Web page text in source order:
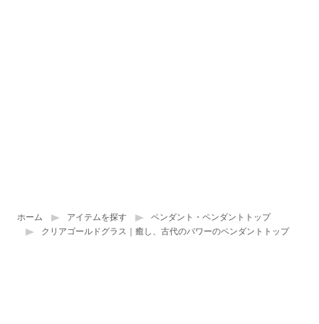
ホーム アイテムを探す
ペンダント・ペンダントトップ
クリアゴールドグラス｜癒し、古代のパワーのペンダントトップ